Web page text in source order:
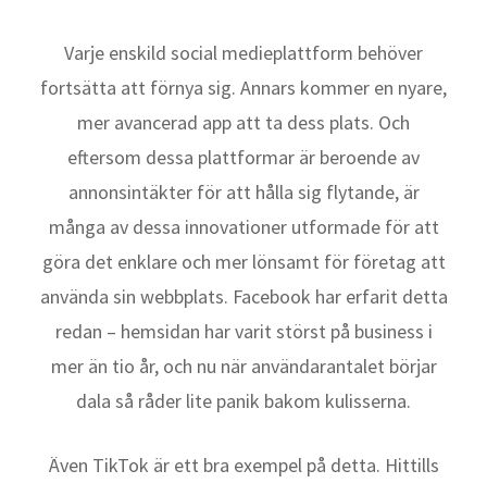
Varje enskild social medieplattform behöver
fortsätta att förnya sig. Annars kommer en nyare,
mer avancerad app att ta dess plats. Och
eftersom dessa plattformar är beroende av
annonsintäkter för att hålla sig flytande, är
många av dessa innovationer utformade för att
göra det enklare och mer lönsamt för företag att
använda sin webbplats. Facebook har erfarit detta
redan – hemsidan har varit störst på business i
mer än tio år, och nu när användarantalet börjar
dala så råder lite panik bakom kulisserna.
Även TikTok är ett bra exempel på detta. Hittills